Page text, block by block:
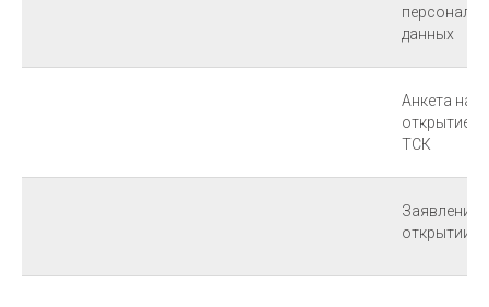
данных
Анкета на
открытие
ТСК
Заявление
открытии